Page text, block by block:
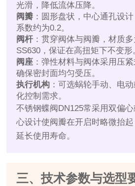
光滑，降低流体压降。
阀瓣 ：圆形盘状，中心通孔设
系数约为0.2。
阀杆：贯穿阀体与阀瓣，材质
SS630，保证在高扭矩下不变形
阀座 ：弹性材料与阀体采用压
确保密封面均匀受压。
执行机构 ：可选蜗轮手动、电
化控制需求。
不锈钢蝶阀DN125常采用双偏
心设计使阀瓣在开启时略微抬起
延长使用寿命。
三、技术参数与选型